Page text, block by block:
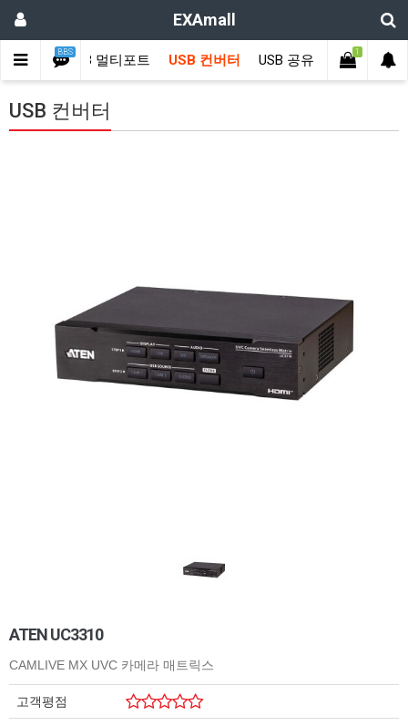
EXAmall
BBS
연장기 USB 멀티포트 USB 컨버터 USB 공유 KVM Cable
1
USB 컨버터
ATEN UC3310
CAMLIVE MX UVC 카메라 매트릭스
고객평점